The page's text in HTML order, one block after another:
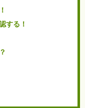
する！